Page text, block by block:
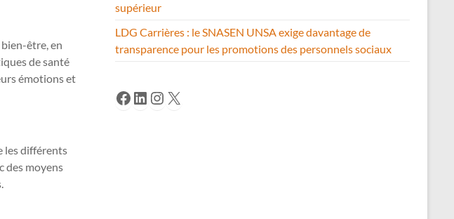
être, en
de santé
émotions et
les différents
des moyens
supérieur
LDG Carrières : le SNASEN UNSA exige davantage de
transparence pour les promotions des personnels sociaux
Facebook
LinkedIn
Instagram
X